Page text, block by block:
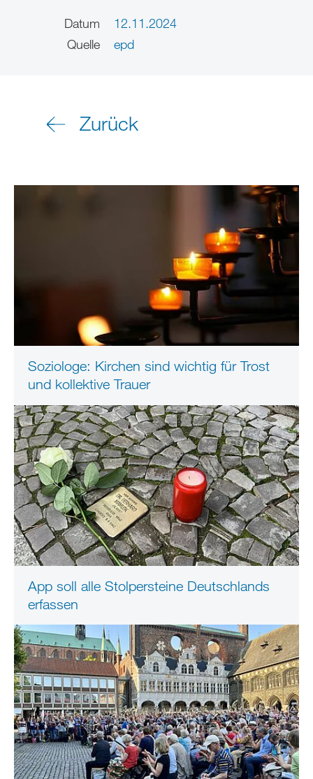
Datum
12.11.2024
Quelle
epd
Zurück
Soziologe: Kirchen sind wichtig für Trost
und kollektive Trauer
App soll alle Stolpersteine Deutschlands
erfassen